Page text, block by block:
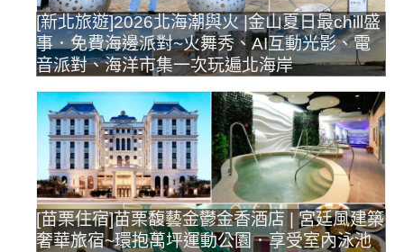
[新北旅遊]2026北海潮與火 |金山夏日最chill盛
事．免費海邊派對~火舞秀、AI互動光影、電
音派對、海洋市集一次玩遍北海岸
[苗栗住宿]苗栗馥藝金鬱金香酒店 | 宮廷風建築
奢華旅宿~環抱萬坪運動公園．享受室內泳池